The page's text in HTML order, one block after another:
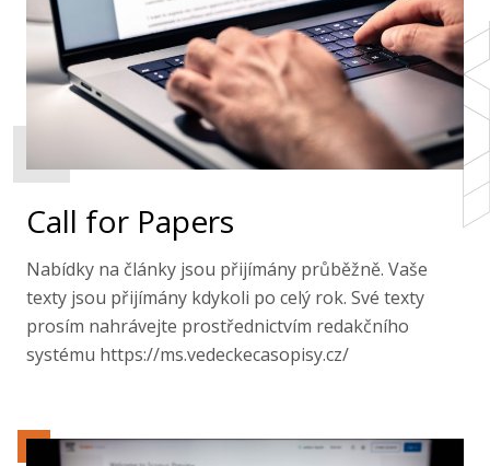
Call for Papers
Nabídky na články jsou přijímány průběžně. Vaše
texty jsou přijímány kdykoli po celý rok. Své texty
prosím nahrávejte prostřednictvím redakčního
systému https://ms.vedeckecasopisy.cz/